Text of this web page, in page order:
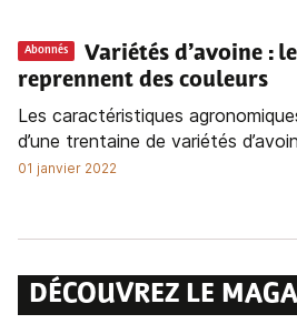
Abonnés Variétés d’avoine :
reprennent des couleurs
Les caractéristiques
d’une trentaine de variétés
01 janvier 2022
DÉCOUVREZ LE